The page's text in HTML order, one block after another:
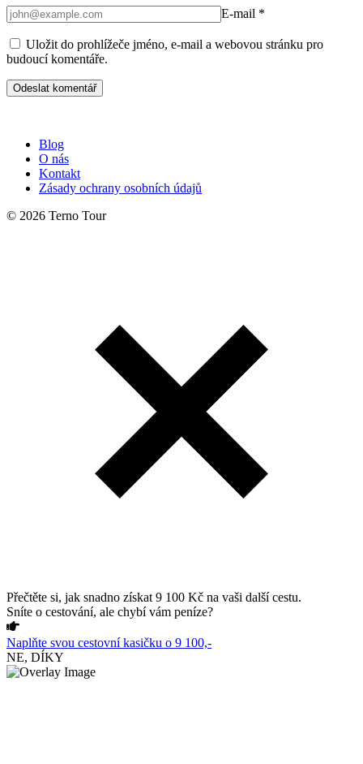
E-mail *
Uložit do prohlížeče jméno, e-mail a webovou stránku pro
budoucí komentáře.
Blog
O nás
Kontakt
Zásady ochrany osobních údajů
© 2026 Terno Tour
Přečtěte si, jak snadno získat 9 100 Kč na vaši další cestu.
Sníte o cestování, ale chybí vám peníze?
Naplňte svou cestovní kasičku o 9 100,-
NE, DÍKY